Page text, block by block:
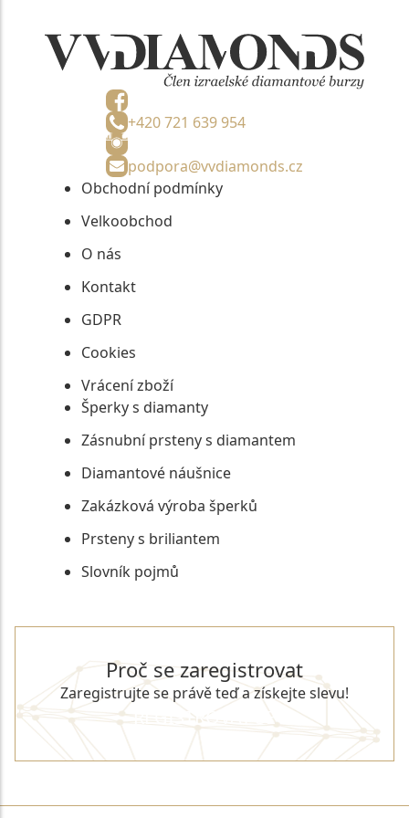
+420 721 639 954
podpora@vvdiamonds.cz
Obchodní podmínky
Velkoobchod
O nás
Kontakt
GDPR
Cookies
Vrácení zboží
Šperky s diamanty
Zásnubní prsteny s diamantem
Diamantové náušnice
Zakázková výroba šperků
Prsteny s briliantem
Slovník pojmů
Proč se zaregistrovat
Zaregistrujte se právě teď a získejte slevu!
REGISTROVAT SE